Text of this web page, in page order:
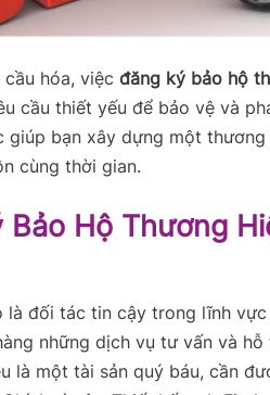
hóa, việc đăng ký bảo hộ
cầu thiết yếu để bảo vệ và
giúp bạn xây dựng một thương
cùng thời gian.
Bảo Hộ Thương
là đối tác tin cậy trong lĩnh vực
những dịch vụ tư vấn và
là một tài sản quý báu, cần